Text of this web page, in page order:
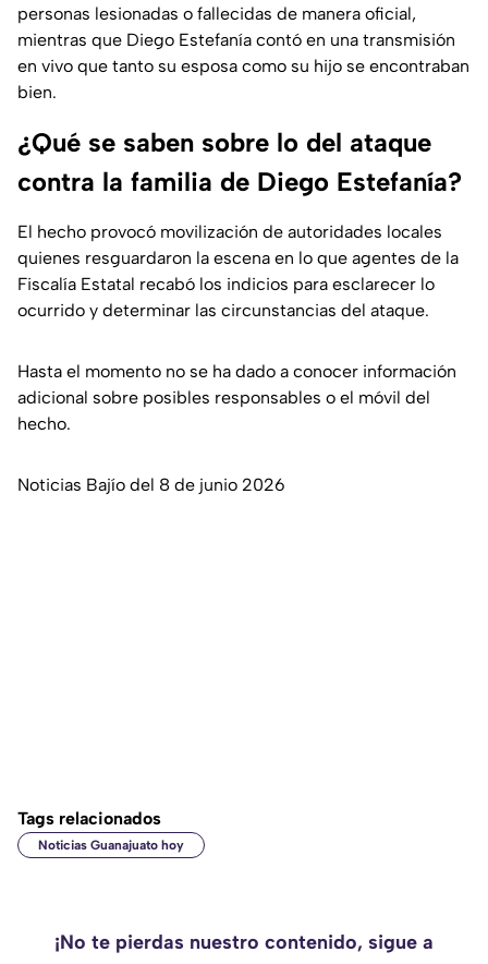
personas lesionadas o fallecidas de manera oficial,
mientras que Diego Estefanía contó en una transmisión
en vivo que tanto su esposa como su hijo se encontraban
bien.
¿Qué se saben sobre lo del ataque
contra la familia de Diego Estefanía?
El hecho provocó movilización de autoridades locales
quienes resguardaron la escena en lo que agentes de la
Fiscalía Estatal recabó los indicios para esclarecer lo
ocurrido y determinar las circunstancias del ataque.
Hasta el momento no se ha dado a conocer información
adicional sobre posibles responsables o el móvil del
hecho.
Noticias Bajío del 8 de junio 2026
Tags relacionados
Noticias Guanajuato hoy
¡No te pierdas nuestro contenido, sigue a